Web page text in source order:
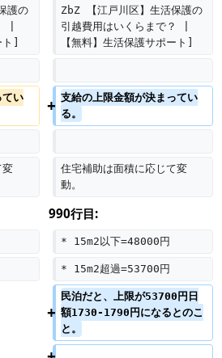
護の
|
]
ZbZ 【江戸川区】生活保護の
引越費用はいくらまで？ |
【無料】生活保護サポート]
てい
支給の上限金額が決まってい
る。
変
住宅補助は面積に応じて変
動。
990行目:
* 15m2以下=48000円
* 15m2超過=53700円
民泊だと、上限が53700円日
額1730-1790円になるとのこ
と。